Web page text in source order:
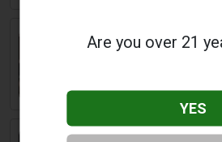
The Mercury News
サンパブロのカジ
いる
Mlive February 9 2026
Are you over 21
YES